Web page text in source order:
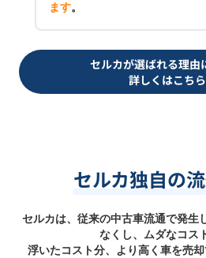
ます。
セルカが選ばれる理由
詳しくはこちら
セルカ独自の
セルカは、従来の中古車流通で発生
なくし、ムダなコス
浮いたコスト分、より高く車を売